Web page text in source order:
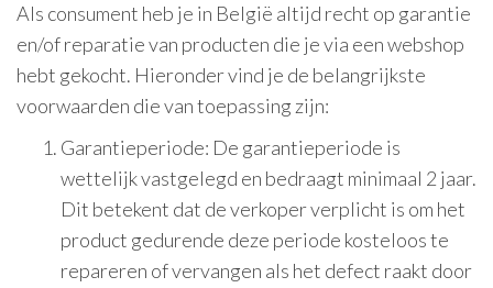
Als consument heb je in België altijd recht op garantie
en/of reparatie van producten die je via een webshop
hebt gekocht. Hieronder vind je de belangrijkste
voorwaarden die van toepassing zijn:
Garantieperiode: De garantieperiode is
wettelijk vastgelegd en bedraagt minimaal 2 jaar.
Dit betekent dat de verkoper verplicht is om het
product gedurende deze periode kosteloos te
repareren of vervangen als het defect raakt door